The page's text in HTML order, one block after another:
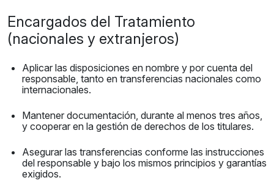
Encargados del Tratamiento
(nacionales y extranjeros)
Aplicar las disposiciones en nombre y por cuenta del
responsable, tanto en transferencias nacionales como
internacionales.
Mantener documentación, durante al menos tres años,
y cooperar en la gestión de derechos de los titulares.
Asegurar las transferencias conforme las instrucciones
del responsable y bajo los mismos principios y garantías
exigidos.